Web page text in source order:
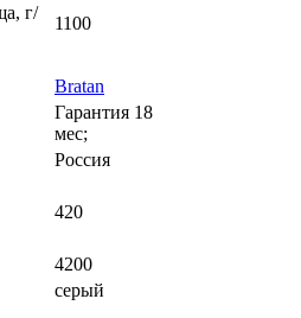
г/
1100
Bratan
Гарантия 18
мес;
Россия
420
4200
серый